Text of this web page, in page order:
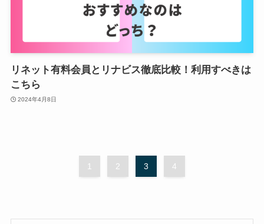
リネット有料会員とリナビス徹底比較！利用すべきは
こちら
2024年4月8日
1 2 3 4